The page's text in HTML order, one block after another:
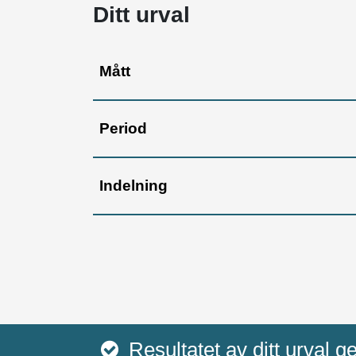
Ditt urval
Mått
Period
Indelning
Resultatet av ditt urval